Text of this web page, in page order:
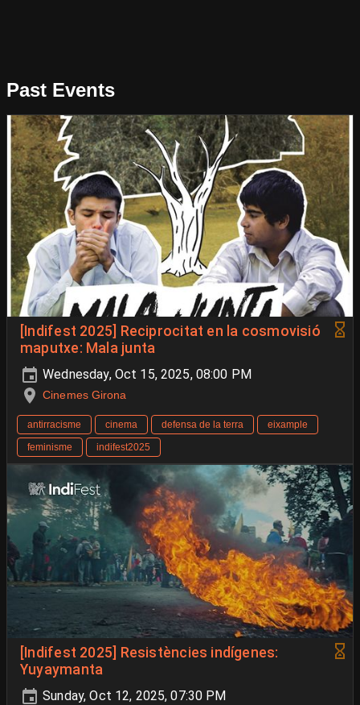
Past Events
[Indifest 2025] Reciprocitat en la cosmovisió
maputxe: Mala junta
Wednesday, Oct 15, 2025, 08:00 PM
Cinemes Girona
antirracisme cinema defensa de la terra
eixample
feminisme
indifest2025
[Indifest 2025] Resistències indígenes:
Yuyaymanta
Sunday, Oct 12, 2025, 07:30 PM